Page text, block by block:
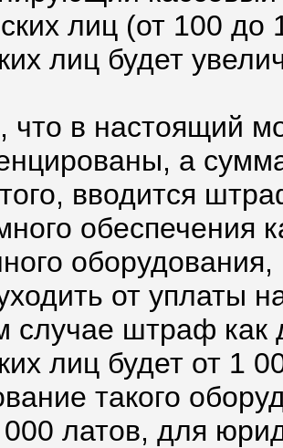
лиц (от 100
лиц будет
что в настоящий
а
вводится
обеспечения
от уплаты
случае штраф как
лиц будет от 1
такого
латов, для